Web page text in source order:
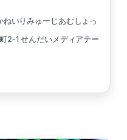
いりみゅーじあむしょっ
2-1 せんだいメディアテー